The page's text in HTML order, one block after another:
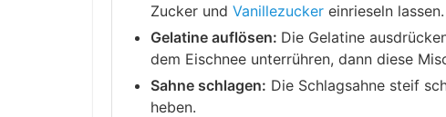
Zucker und Vanillezucker einrieseln lassen.
Gelatine auflösen: Die Gelatine
dem Eischnee unterrühren, dann diese
Sahne schlagen: Die Schlagsahne steif
heben.